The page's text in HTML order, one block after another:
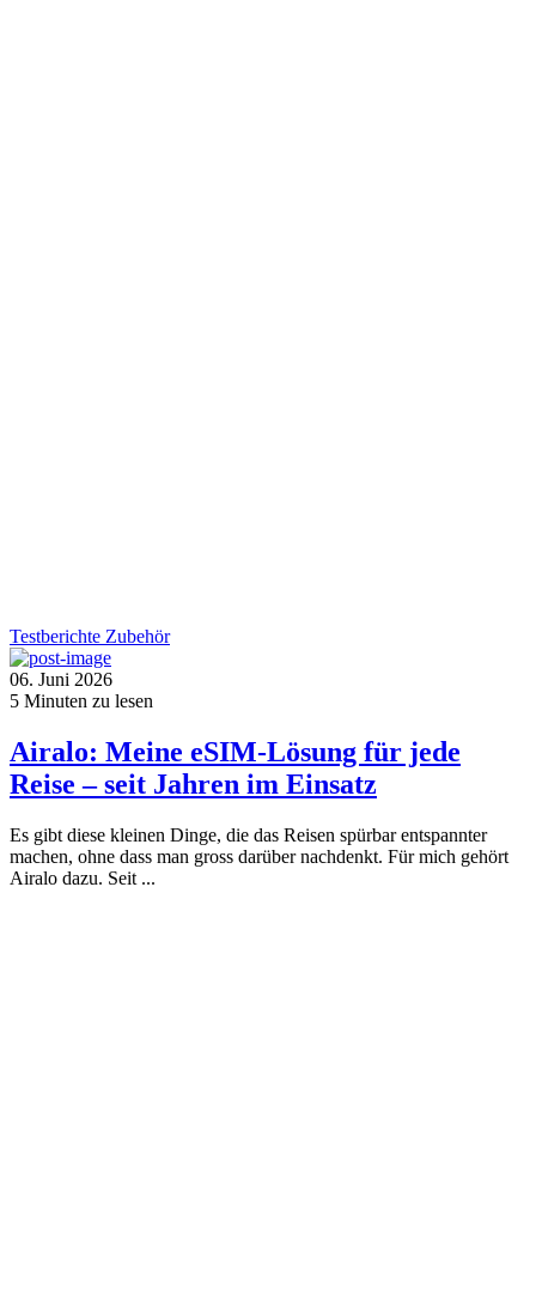
Testberichte Zubehör
06. Juni 2026
5 Minuten zu lesen
Airalo: Meine eSIM-Lösung für jede
Reise – seit Jahren im Einsatz
Es gibt diese kleinen Dinge, die das Reisen spürbar entspannter
machen, ohne dass man gross darüber nachdenkt. Für mich gehört
Airalo dazu. Seit ...